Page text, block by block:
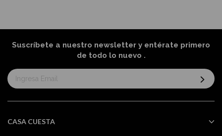
Suscríbete a nuestro newsletter y entérate primero
de todo lo nuevo .
Suscríbase
al
informativo:
CASA CUESTA